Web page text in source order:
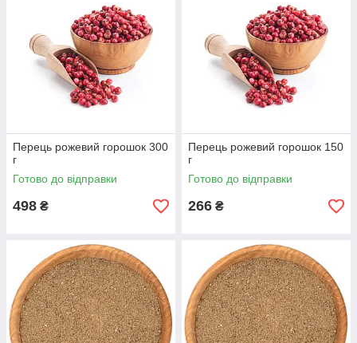
Перець рожевий горошок 300
г
Готово до відправки
498 ₴
Перець рожевий горошок 150
г
Готово до відправки
266 ₴